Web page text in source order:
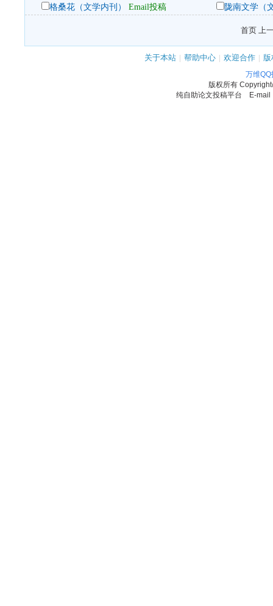
格桑花（文学内刊）
Email投稿 陇南文学（
首页 上
关于本站 | 帮助中心 | 欢迎合作 |
万维
版权所有
纯自助论文投稿平台 E-mail